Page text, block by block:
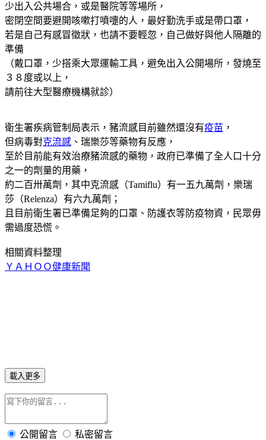
少出入公共場合，或是醫院等等場所，
密閉空間要避開咳嗽打噴嚏的人，最好勤洗手或是帶口罩，
若是自己有感冒徵狀，也請不要輕忽，自己做好與他人隔離的
準備
（戴口罩，少搭乘大眾運輸工具，避免出入公開場所，發燒至
３８度或以上，
請前往大型醫療機構就診）
衛生署疾病管制局表示，豬流感目前雖然還沒有疫苗 ，
但病毒對克流感 、瑞樂莎等藥物有反應，
至於目前能有效治療豬流感的藥物，政府已準備了全人口十分
之一的劑量的用藥，
約二百卅萬劑，其中克流感（Tamiflu）有一五九萬劑，樂瑞
莎（Relenza）有六九萬劑；
且目前衛生署已準備足夠的口罩、防護衣等防疫物資，民眾毋
需過度恐慌。
相關資料整理
ＹＡＨＯＯ健康新聞
載入更多
公開留言 私密留言